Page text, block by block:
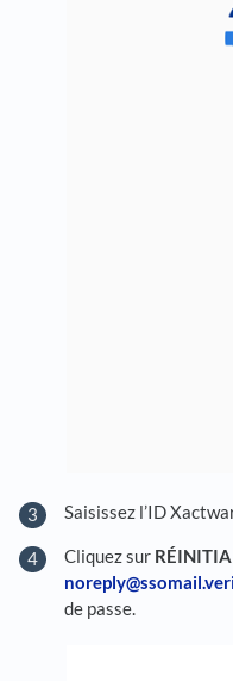
Saisissez l’ID
Cliquez sur
de passe.